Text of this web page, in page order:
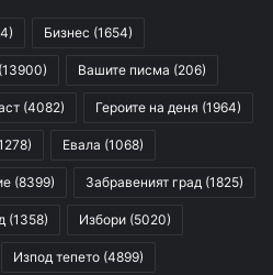
Бизнес (1654)
(13900) Вашите писма (206)
(4082) Героите на деня (1964)
Евала (1068)
(8399) Забравеният град (1825)
(1358) Избори (5020)
Изпод тепето (4899)